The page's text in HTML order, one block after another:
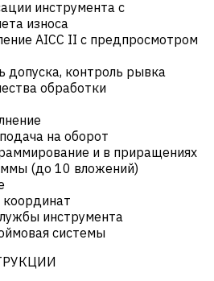
инструмента с
износа
AICC II с предпросмотром
допуска, контроль рывка
обработки
на оборот
и в приращениях
(до 10 вложений)
инструмента
системы